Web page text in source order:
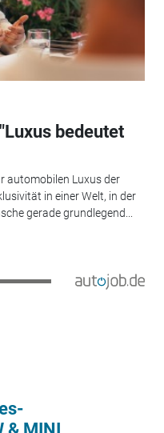
bedeutet
automobilen Luxus der
in einer Welt, in der
gerade grundlegend...